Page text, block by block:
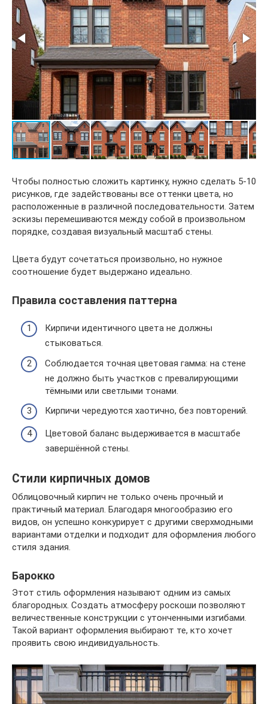
Чтобы полностью сложить картинку, нужно сделать 5-10
рисунков, где задействованы все оттенки цвета, но
расположенные в различной последовательности. Затем
эскизы перемешиваются между собой в произвольном
порядке, создавая визуальный масштаб стены.
Цвета будут сочетаться произвольно, но нужное
соотношение будет выдержано идеально.
Правила составления паттерна
Кирпичи идентичного цвета не должны
стыковаться.
Соблюдается точная цветовая гамма: на стене
не должно быть участков с превалирующими
тёмными или светлыми тонами.
Кирпичи чередуются хаотично, без повторений.
Цветовой баланс выдерживается в масштабе
завершённой стены.
Стили кирпичных домов
Облицовочный кирпич не только очень прочный и
практичный материал. Благодаря многообразию его
видов, он успешно конкурирует с другими сверхмодными
вариантами отделки и подходит для оформления любого
стиля здания.
Барокко
Этот стиль оформления называют одним из самых
благородных. Создать атмосферу роскоши позволяют
величественные конструкции с утонченными изгибами.
Такой вариант оформления выбирают те, кто хочет
проявить свою индивидуальность.